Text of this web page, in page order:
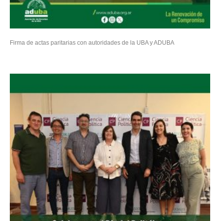
Firma de actas paritarias con autoridades de la UBA y ADUBA